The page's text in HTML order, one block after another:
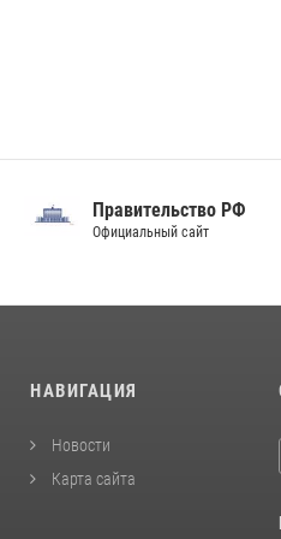
Правительство РФ
Официальный сайт
НАВИГАЦИЯ
Новости
Карта сайта